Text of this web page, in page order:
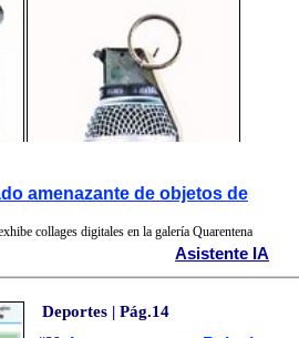
amenazante de objetos de
collages digitales en la galería Quarentena
Asistente IA
Deportes | Pág.14